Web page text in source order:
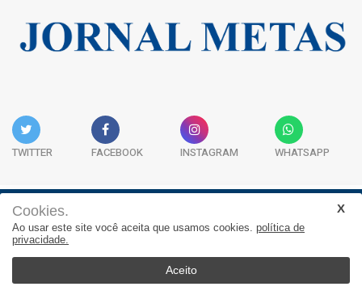
TWITTER FACEBOOK INSTAGRAM WHATSAPP
JORNAL METAS - Rua São José, 253, Sala 302, Centro
Empresarial Atitude - (47) 3332 1620
Cookies.
Ao usar este site você aceita que usamos cookies. política de
privacidade.
Aceito